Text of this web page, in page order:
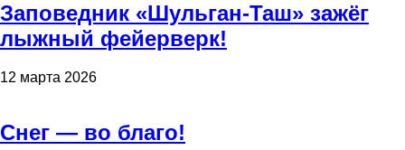
Заповедник «Шульган-Таш» зажёг
лыжный фейерверк!
12 марта 2026
Снег — во благо!